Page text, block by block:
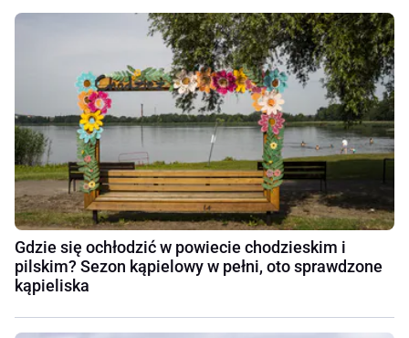
Gdzie się ochłodzić w powiecie chodzieskim i
pilskim? Sezon kąpielowy w pełni, oto sprawdzone
kąpieliska